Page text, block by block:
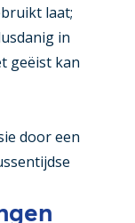
laat;
in
geëist kan
door een